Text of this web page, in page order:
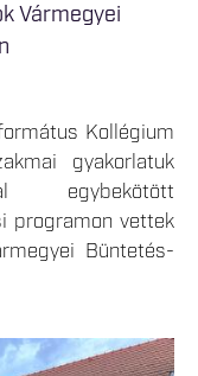
Vármegyei
Kollégium
gyakorlatuk
egybekötött
programon vettek
Büntetés-